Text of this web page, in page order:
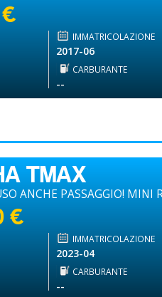
IMMATRICOLAZIONE
2017-06
CARBURANTE
--
TMAX
ANCHE PASSAGGIO! MINI
€
IMMATRICOLAZIONE
2023-04
CARBURANTE
--